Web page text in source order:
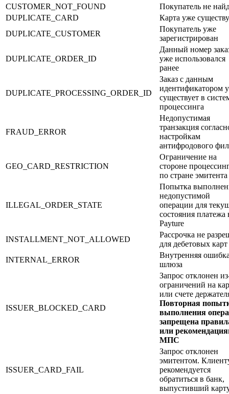
CUSTOMER_NOT_FOUND
Покупатель не
DUPLICATE_CARD
Карта уже
DUPLICATE_CUSTOMER
Покупатель уже
зарегистрирован
DUPLICATE_ORDER_ID
Данный номер
уже использовался
ранее
DUPLICATE_PROCESSING_ORDER_ID
Заказ с данным
идентификатором
существует в
процессинга
FRAUD_ERROR
Недопустимая
транзакция
настройкам
антифродового
GEO_CARD_RESTRICTION
Ограничение на
стороне
по стране эмитента
ILLEGAL_ORDER_STATE
Попытка
недопустимой
операции для
состояния платежа
Payture
INSTALLMENT_NOT_ALLOWED
Рассрочка не
для дебетовых карт
INTERNAL_ERROR
Внутренняя
шлюза
ISSUER_BLOCKED_CARD
Запрос отклонен
ограничений на
или счете
Повторная
выполнения
запрещена
или
МПС
ISSUER_CARD_FAIL
Запрос отклонен
эмитентом.
рекомендуется
обратиться в банк,
выпустивший